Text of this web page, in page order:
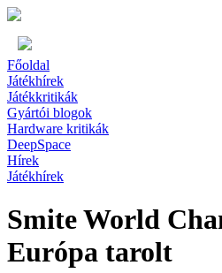
Főoldal
Játékhírek
Játékkritikák
Gyártói blogok
Hardware kritikák
DeepSpace
Hírek
Játékhírek
Smite World
Európa tarolt